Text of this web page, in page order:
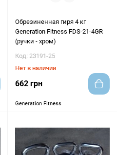
Обрезиненная гиря 4 кг
Generation Fitness FDS-21-4GR
(ручки - хром)
Код: 23191-25
Нет в наличии
662 грн
Generation Fitness